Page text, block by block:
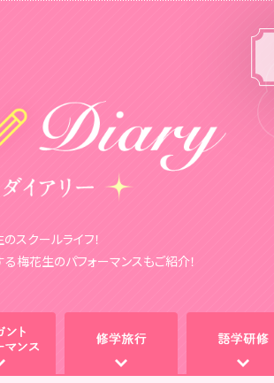
スクールライフ！
梅花生のパフォーマンスもご紹介！